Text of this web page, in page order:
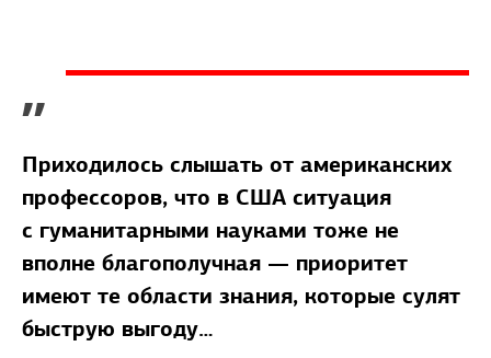
”
Приходилось слышать от американских
профессоров, что в США ситуация
с гуманитарными науками тоже не
вполне благополучная — приоритет
имеют те области знания, которые сулят
быструю выгоду…